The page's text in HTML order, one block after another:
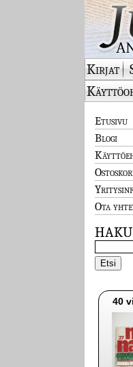
Kirjat
Etusivu
Blogi
Ota
HAKU
40